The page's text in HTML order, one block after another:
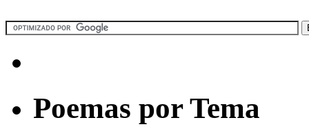
Poemas por Tema